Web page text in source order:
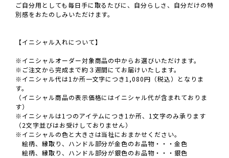
ご自分用としても毎日手に取るたびに、自分らしさ、自分だけの特
別感をおたのしみいただけます。
【イニシャル入れについて】
※イニシャルオーダー対象商品の中からお選びいただけます。
※ご注文から完成まで約３週間にてお届けいたします。
※イニシャル代は1か所一文字につき1,080円（税込）となりま
す。
（イニシャル商品の表示価格にはイニシャル代が含まれておりま
す）
※イニシャルは1つのアイテムにつき1か所、1文字のみ承ります
（2文字並びはお受けしておりません）
※イニシャルの色と大きさは当社におまかせください。
絵柄、縁取り、ハンドル部分が金色のお品物・・・金色
絵柄、縁取り、ハンドル部分が銀色のお品物・・・銀色